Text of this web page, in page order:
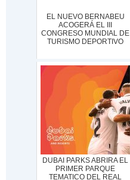
EL NUEVO BERNABEU
ACOGERÁ EL III
CONGRESO MUNDIAL DE
TURISMO DEPORTIVO
DUBAI PARKS ABRIRA EL
PRIMER PARQUE
TEMATICO DEL REAL